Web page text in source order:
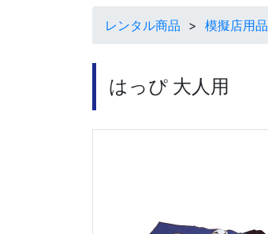
レンタル商品 > 模擬店用品
はっぴ 大人用